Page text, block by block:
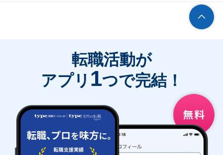
転職活動が
アプリ 1つで完結！